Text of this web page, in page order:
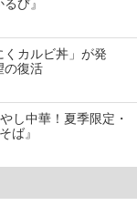
び』
くカルビ丼」が発
の復活
し中華！夏季限定・
ば』